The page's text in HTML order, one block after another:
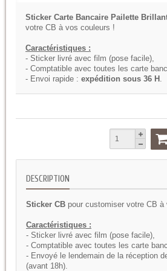
Sticker Carte Bancaire Pailette
votre CB à vos couleurs !
Caractéristiques :
- Sticker livré avec film (pose facile),
- Comptatible avec toutes les carte
- Envoi rapide : expédition sous 36 H .
DESCRIPTION
Sticker CB pour customiser votre CB à
Caractéristiques :
- Sticker livré avec film (pose facile),
- Comptatible avec toutes les carte
- Envoyé le lendemain de la réception
(avant 18h).